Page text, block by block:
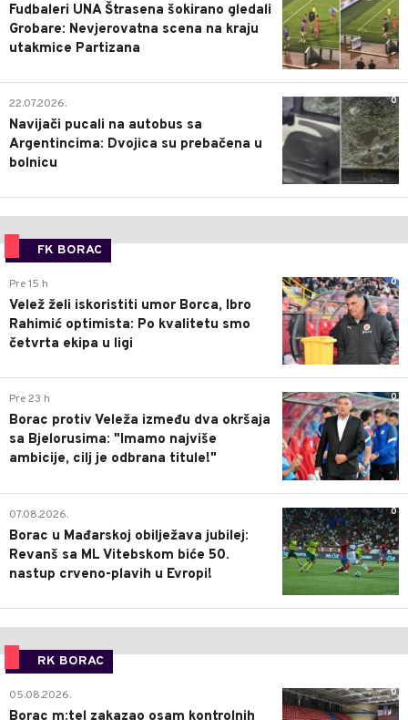
Fudbaleri UNA Štrasena šokirano gledali
Grobare: Nevjerovatna scena na kraju
utakmice Partizana
0
22.07.2026.
Navijači pucali na autobus sa
Argentincima: Dvojica su prebačena u
bolnicu
FK BORAC
0
Pre 15 h
Velež želi iskoristiti umor Borca, Ibro
Rahimić optimista: Po kvalitetu smo
četvrta ekipa u ligi
0
Pre 23 h
Borac protiv Veleža između dva okršaja
sa Bjelorusima: "Imamo najviše
ambicije, cilj je odbrana titule!"
0
07.08.2026.
Borac u Mađarskoj obilježava jubilej:
Revanš sa ML Vitebskom biće 50.
nastup crveno-plavih u Evropi!
RK BORAC
0
05.08.2026.